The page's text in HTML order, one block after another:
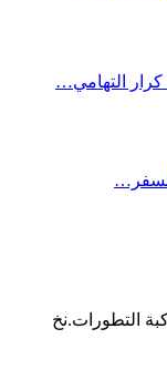
التهامي…
السفر…
التطورات.نخ